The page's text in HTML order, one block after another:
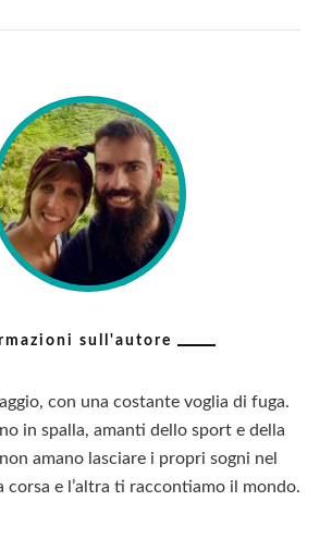
sull'autore
con una costante voglia di fuga.
in spalla, amanti dello sport e della
amano lasciare i propri sogni nel
corsa e l’altra ti raccontiamo il mondo.